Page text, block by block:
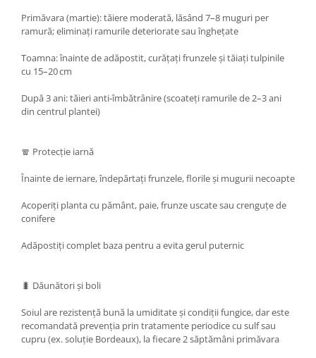
Primăvara (martie): tăiere moderată, lăsând 7–8 muguri per
ramură; eliminați ramurile deteriorate sau înghețate
Toamna: înainte de adăpostit, curățați frunzele și tăiați tulpinile
cu 15–20 cm
După 3 ani: tăieri anti‑îmbătrânire (scoateți ramurile de 2–3 ani
din centrul plantei)
🧣 Protecție iarnă
Înainte de iernare, îndepărtați frunzele, florile și mugurii necoapte
Acoperiți planta cu pământ, paie, frunze uscate sau crenguțe de
conifere
Adăpostiți complet baza pentru a evita gerul puternic
🐛 Dăunători și boli
Soiul are rezistență bună la umiditate și condiții fungice, dar este
recomandată prevenția prin tratamente periodice cu sulf sau
cupru (ex. soluție Bordeaux), la fiecare 2 săptămâni primăvara